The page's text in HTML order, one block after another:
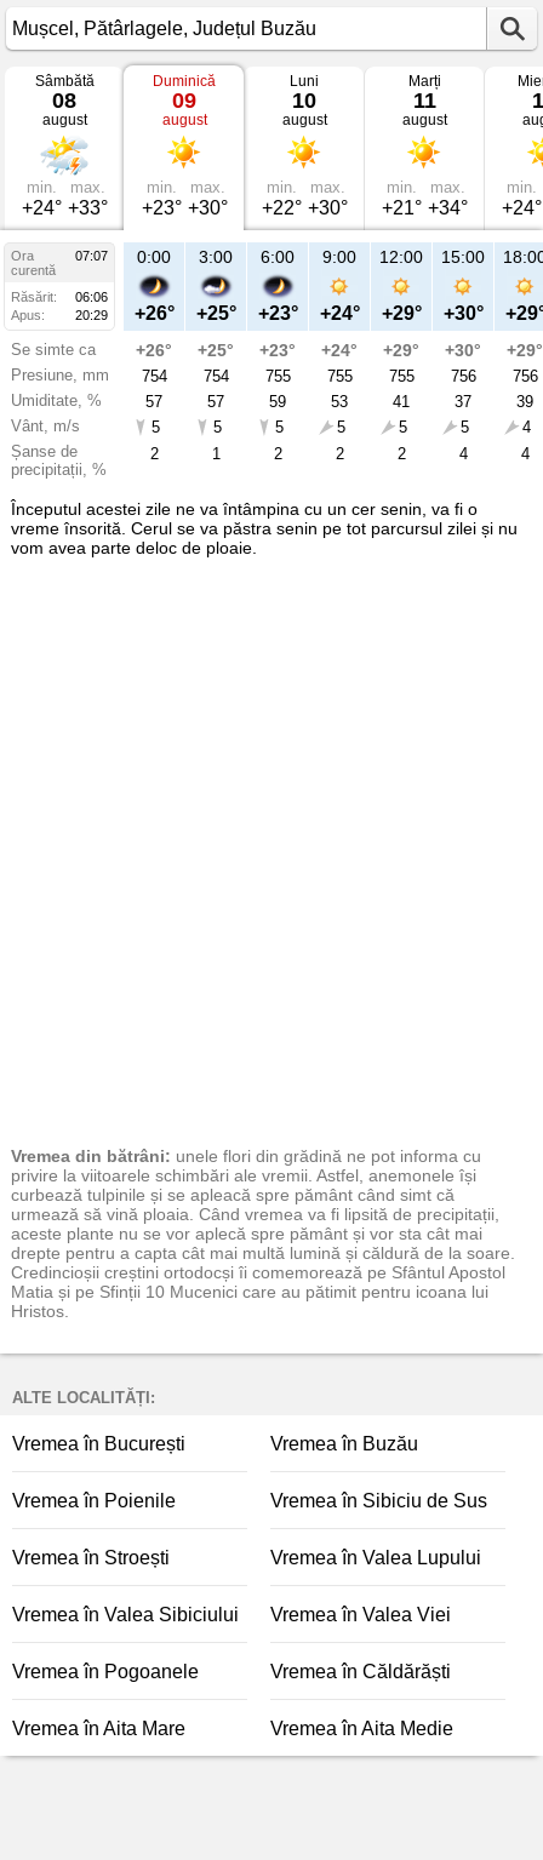
Vremea
Mușcel
mâine
Pătârlagele,
Județul
Buzău
Sâmbătă
08
august
min.
+24°
max.
+33°
Duminică
09
august
min.
+23°
max.
+30°
Luni
10
august
min.
+22°
max.
+30°
Marți
11
august
min.
+21°
max.
+34°
min.
+24°
Ora
07:07
curentă
Răsărit:
06:06
Apus:
20:29
Se simte ca
Presiune, mm
Umiditate, %
Vânt, m/s
Șanse de
precipitații, %
21:00
+27°
+28°
754
58
4
16
Du
aug
0:00
+26°
+26°
754
57
5
2
3:00
+25°
+25°
754
57
5
1
6:00
+23°
+23°
755
59
5
2
9:00
+24°
+24°
755
53
5
2
12:00
+29°
+29°
755
41
5
2
15:00
+30°
+30°
756
37
5
4
+29°
756
39
4
4
Începutul acestei zile ne va întâmpina cu un cer senin, va fi o
vreme însorită. Cerul se va păstra senin pe tot parcursul zilei și nu
vom avea parte deloc de ploaie.
Vremea din bătrâni: unele flori din grădină ne pot informa cu
privire la viitoarele schimbări ale vremii. Astfel, anemonele își
curbează tulpinile și se apleacă spre pământ când simt că
urmează să vină ploaia. Când vremea va fi lipsită de precipitații,
aceste plante nu se vor aplecă spre pământ și vor sta cât mai
drepte pentru a capta cât mai multă lumină și căldură de la soare.
Credincioșii creștini ortodocși îi comemorează pe Sfântul Apostol
Matia și pe Sfinții 10 Mucenici care au pătimit pentru icoana lui
Hristos.
ALTE LOCALITĂȚI:
Vremea în București Vremea în Buzău
Vremea în Poienile Vremea în Sibiciu de Sus
Vremea în Stroești Vremea în Valea Lupului
Vremea în Valea Sibiciului Vremea în Valea Viei
Vremea în Pogoanele Vremea în Căldărăști
Vremea în Aita Mare Vremea în Aita Medie